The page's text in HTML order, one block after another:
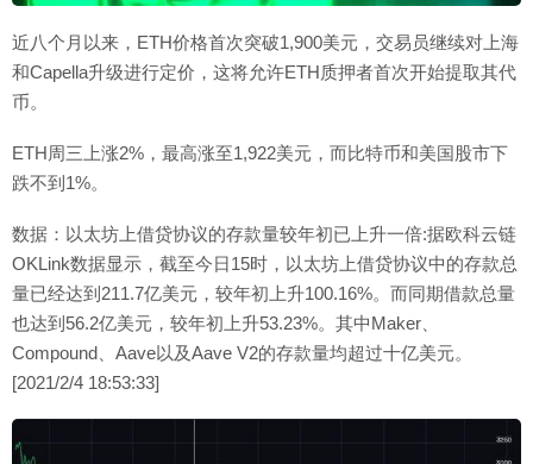
近八个月以来，ETH价格首次突破1,900美元，交易员继续对上海
和Capella升级进行定价，这将允许ETH质押者首次开始提取其代
币。
ETH周三上涨2%，最高涨至1,922美元，而比特币和美国股市下
跌不到1%。
数据：以太坊上借贷协议的存款量较年初已上升一倍:据欧科云链
OKLink数据显示，截至今日15时，以太坊上借贷协议中的存款总
量已经达到211.7亿美元，较年初上升100.16%。而同期借款总量
也达到56.2亿美元，较年初上升53.23%。其中Maker、
Compound、Aave以及Aave V2的存款量均超过十亿美元。
[2021/2/4 18:53:33]